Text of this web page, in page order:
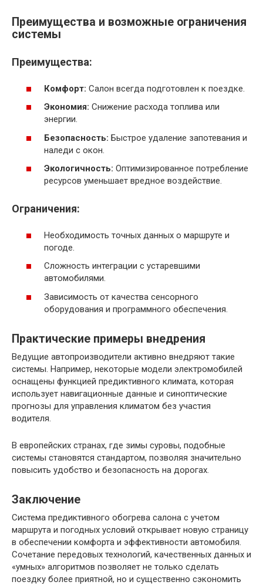
Преимущества и возможные ограничения
системы
Преимущества:
Комфорт: Салон всегда подготовлен к поездке.
Экономия: Снижение расхода топлива или
энергии.
Безопасность: Быстрое удаление запотевания и
наледи с окон.
Экологичность: Оптимизированное потребление
ресурсов уменьшает вредное воздействие.
Ограничения:
Необходимость точных данных о маршруте и
погоде.
Сложность интеграции с устаревшими
автомобилями.
Зависимость от качества сенсорного
оборудования и программного обеспечения.
Практические примеры внедрения
Ведущие автопроизводители активно внедряют такие
системы. Например, некоторые модели электромобилей
оснащены функцией предиктивного климата, которая
использует навигационные данные и синоптические
прогнозы для управления климатом без участия
водителя.
В европейских странах, где зимы суровы, подобные
системы становятся стандартом, позволяя значительно
повысить удобство и безопасность на дорогах.
Заключение
Система предиктивного обогрева салона с учетом
маршрута и погодных условий открывает новую страницу
в обеспечении комфорта и эффективности автомобиля.
Сочетание передовых технологий, качественных данных и
«умных» алгоритмов позволяет не только сделать
поездку более приятной, но и существенно сэкономить